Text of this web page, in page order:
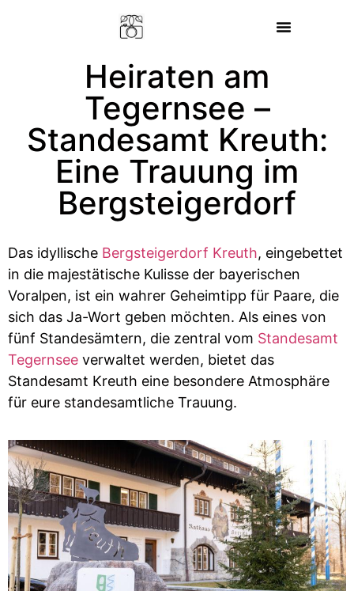
Heiraten am
Tegernsee –
Standesamt Kreuth:
Eine Trauung im
Bergsteigerdorf
Das idyllische Bergsteigerdorf Kreuth, eingebettet
in die majestätische Kulisse der bayerischen
Voralpen, ist ein wahrer Geheimtipp für Paare, die
sich das Ja-Wort geben möchten. Als eines von
fünf Standesämtern, die zentral vom Standesamt
Tegernsee verwaltet werden, bietet das
Standesamt Kreuth eine besondere Atmosphäre
für eure standesamtliche Trauung.